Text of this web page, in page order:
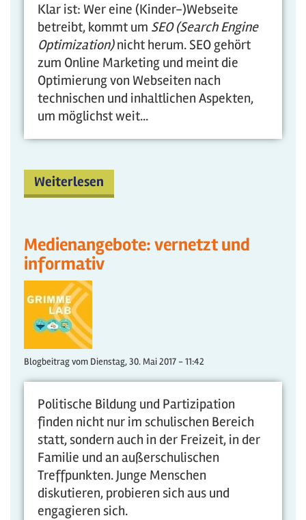
Klar ist: Wer eine (Kinder-)Webseite
betreibt, kommt um SEO (Search Engine
Optimization)nicht herum. SEO gehört
zum Online Marketing und meint die
Optimierung von Webseiten nach
technischen und inhaltlichen Aspekten,
um möglichst weit...
Weiterlesen
Medienangebote: vernetzt und
informativ
Blogbeitrag vom Dienstag, 30. Mai 2017 - 11:42
Politische Bildung und Partizipation
finden nicht nur im schulischen Bereich
statt, sondern auch in der Freizeit, in der
Familie und an außerschulischen
Treffpunkten. Junge Menschen
diskutieren, probieren sich aus und
engagieren sich.